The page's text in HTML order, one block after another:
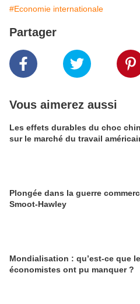
#Economie internationale
Partager
Vous aimerez aussi
Les effets durables du choc
sur le marché du travail
Plongée dans la guerre
Smoot-Hawley
Mondialisation : qu’est-ce que
économistes ont pu manquer ?